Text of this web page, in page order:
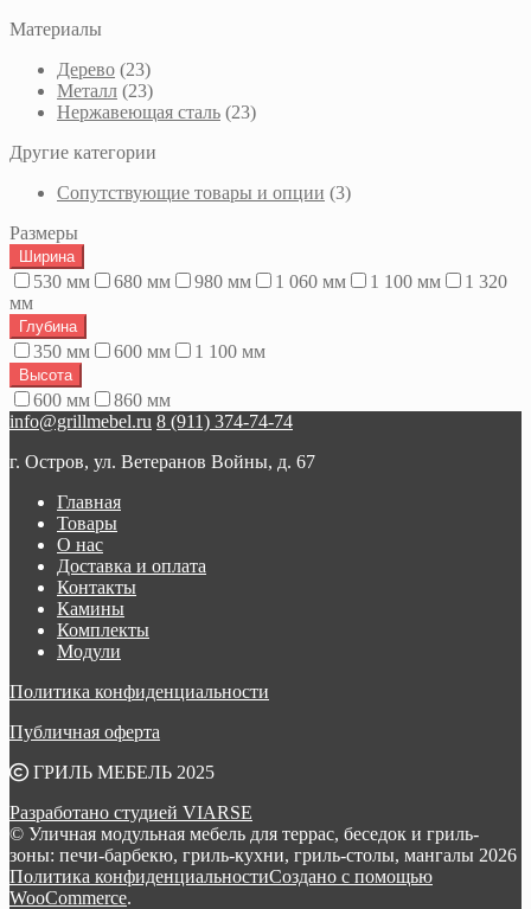
Материалы
Дерево 23
Металл 23
Нержавеющая сталь 23
Другие категории
Сопутствующие товары и опции 3
Размеры
Ширина
530 мм 680 мм 980 мм 1 060 мм 1 100 мм
1 320
мм
Глубина
350 мм 600 мм 1 100 мм
Высота
600 мм
860 мм
info@grillmebel.ru 8 (911) 374-74-74
г. Остров, ул. Ветеранов Войны, д. 67
Главная
Товары
О нас
Доставка и оплата
Контакты
Камины
Комплекты
Модули
Политика конфиденциальности
Публичная оферта
ГРИЛЬ МЕБЕЛЬ 2025
Разработано студией VIARSE
© Уличная модульная мебель для террас, беседок и гриль-
зоны: печи-барбекю, гриль-кухни, гриль-столы, мангалы 2026
Политика конфиденциальностиСоздано с помощью
WooCommerce.